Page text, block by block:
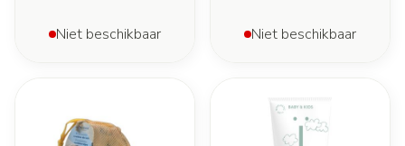
Niet beschikbaar Niet beschikbaar